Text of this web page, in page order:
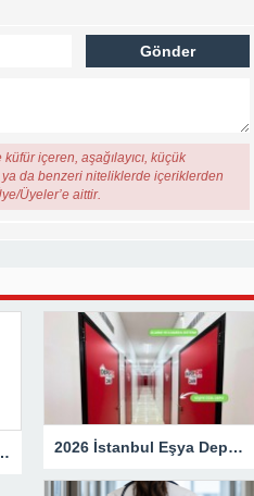
içeren, aşağılayıcı, küçük
ya da benzeri niteliklerde içeriklerden
Üyeler’e aittir.
Sunucu Avantajları 2026 İstanbul Eşya Depolama Fiyatları: Güncel Ücret Rehberi